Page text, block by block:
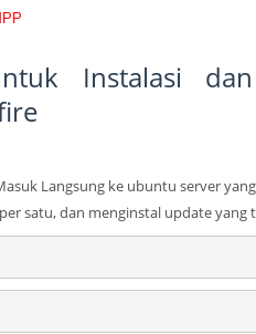
untuk Instalasi
Langsung ke ubuntu server
satu, dan menginstal update yang